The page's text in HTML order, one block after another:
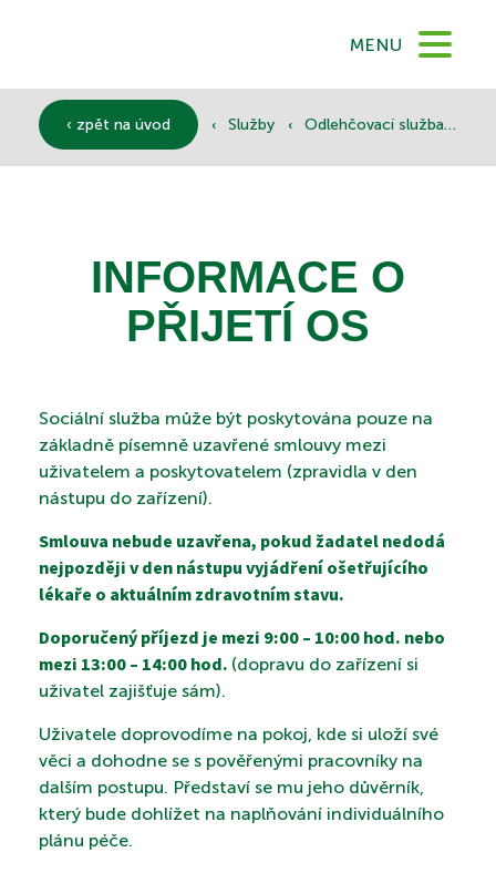
MENU
SLUŽBY
SPONZOŘI
KONTAKTY
PROHLÍDKA
VYHLEDÁVÁNÍ
‹ zpět na úvod ‹ Služby ‹ Odlehčovací služba
INFORMACE O
PŘIJETÍ OS
Sociální služba může být poskytována pouze na
základně písemně uzavřené smlouvy mezi
uživatelem a poskytovatelem (zpravidla v den
nástupu do zařízení).
Smlouva nebude uzavřena, pokud žadatel nedodá
nejpozději v den nástupu vyjádření ošetřujícího
lékaře o aktuálním zdravotním stavu.
Doporučený příjezd je mezi 9:00 – 10:00 hod. nebo
mezi 13:00 – 14:00 hod. (dopravu do zařízení si
uživatel zajišťuje sám).
Uživatele doprovodíme na pokoj, kde si uloží své
věci a dohodne se s pověřenými pracovníky na
dalším postupu. Představí se mu jeho důvěrník,
který bude dohlížet na naplňování individuálního
plánu péče.